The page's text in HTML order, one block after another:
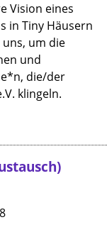
Vision eines
in Tiny Häusern
um die
und
die/der
klingeln.